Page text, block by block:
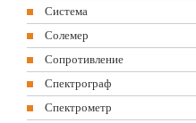
Система
Солемер
Сопротивление
Спектрограф
Спектрометр